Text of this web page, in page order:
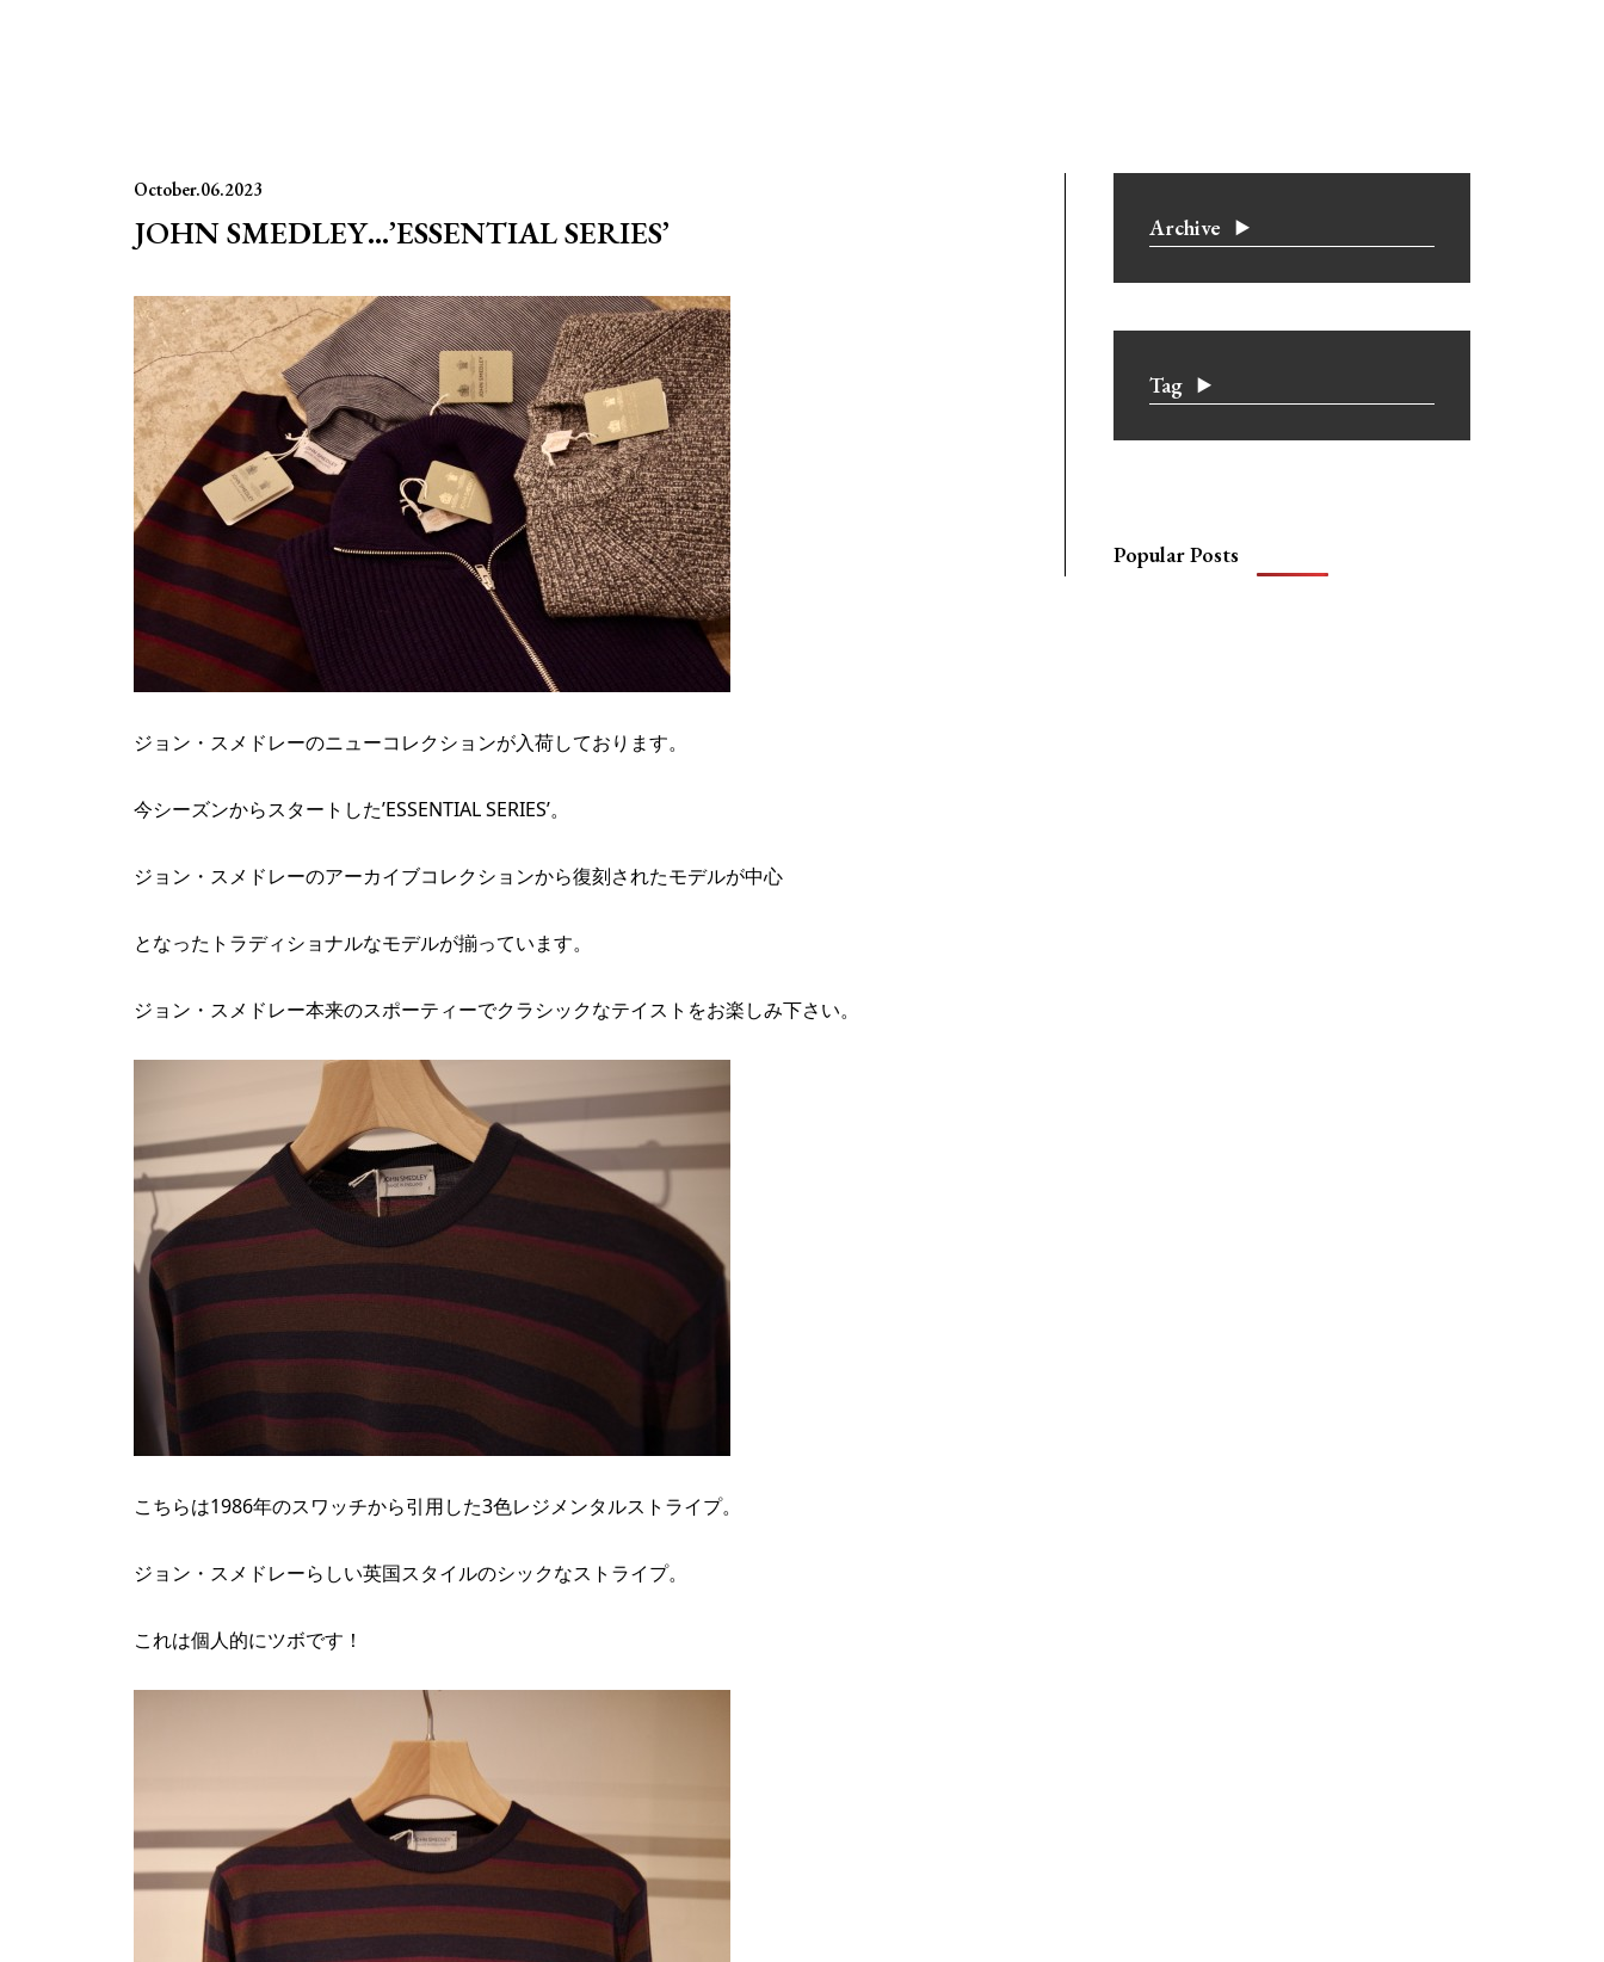
October.06.2023
JOHN SMEDLEY…’ESSENTIAL SERIES’
ジョン・スメドレーのニューコレクションが入荷しております。
今シーズンからスタートした’ESSENTIAL SERIES’。
ジョン・スメドレーのアーカイブコレクションから復刻されたモデルが中心
となったトラディショナルなモデルが揃っています。
ジョン・スメドレー本来のスポーティーでクラシックなテイストをお楽しみ下さい。
こちらは1986年のスワッチから引用した3色レジメンタルストライプ。
ジョン・スメドレーらしい英国スタイルのシックなストライプ。
これは個人的にツボです！
Archive
Tag
Popular Posts